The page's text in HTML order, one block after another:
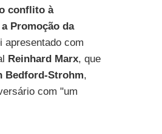
conflito à
Promoção da
apresentado com
Reinhard Marx, que
Bedford-Strohm,
com "um